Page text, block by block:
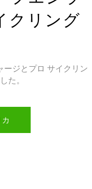
クリング
ージとプロ サイクリン
た。